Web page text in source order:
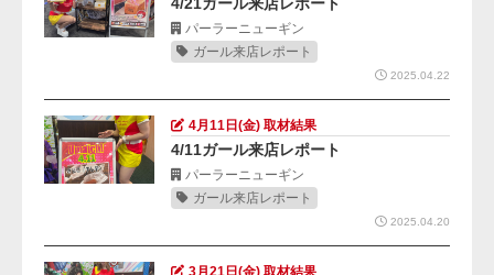
パーラーニューギン
ガール来店レポート
2025.04.22
4月11日(金) 取材結果
4/11ガール来店レポート
パーラーニューギン
ガール来店レポート
2025.04.20
3月21日(金) 取材結果